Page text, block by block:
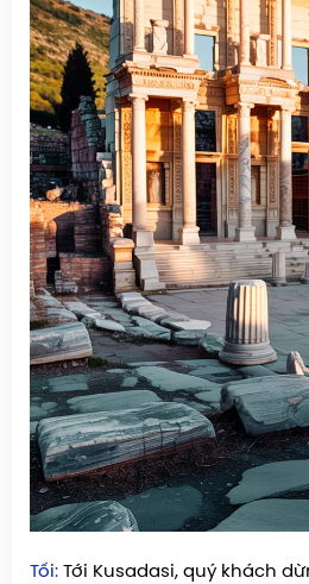
Tối: Tới Kusadasi, quý khách